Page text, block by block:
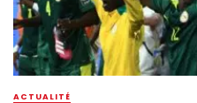
ACTUALITÉ